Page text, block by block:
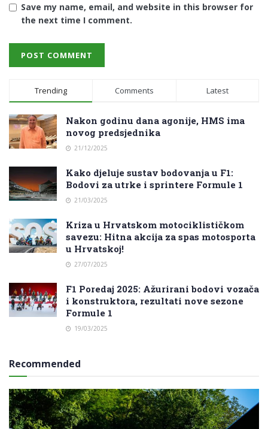
Save my name, email, and website in this browser for
the next time I comment.
Trending Comments Latest
Nakon godinu dana agonije, HMS ima
novog predsjednika
21/12/2025
Kako djeluje sustav bodovanja u F1:
Bodovi za utrke i sprintere Formule 1
21/03/2025
Kriza u Hrvatskom motociklističkom
savezu: Hitna akcija za spas motosporta
u Hrvatskoj!
27/07/2025
F1 Poredaj 2025: Ažurirani bodovi vozača
i konstruktora, rezultati nove sezone
Formule 1
19/03/2025
Recommended